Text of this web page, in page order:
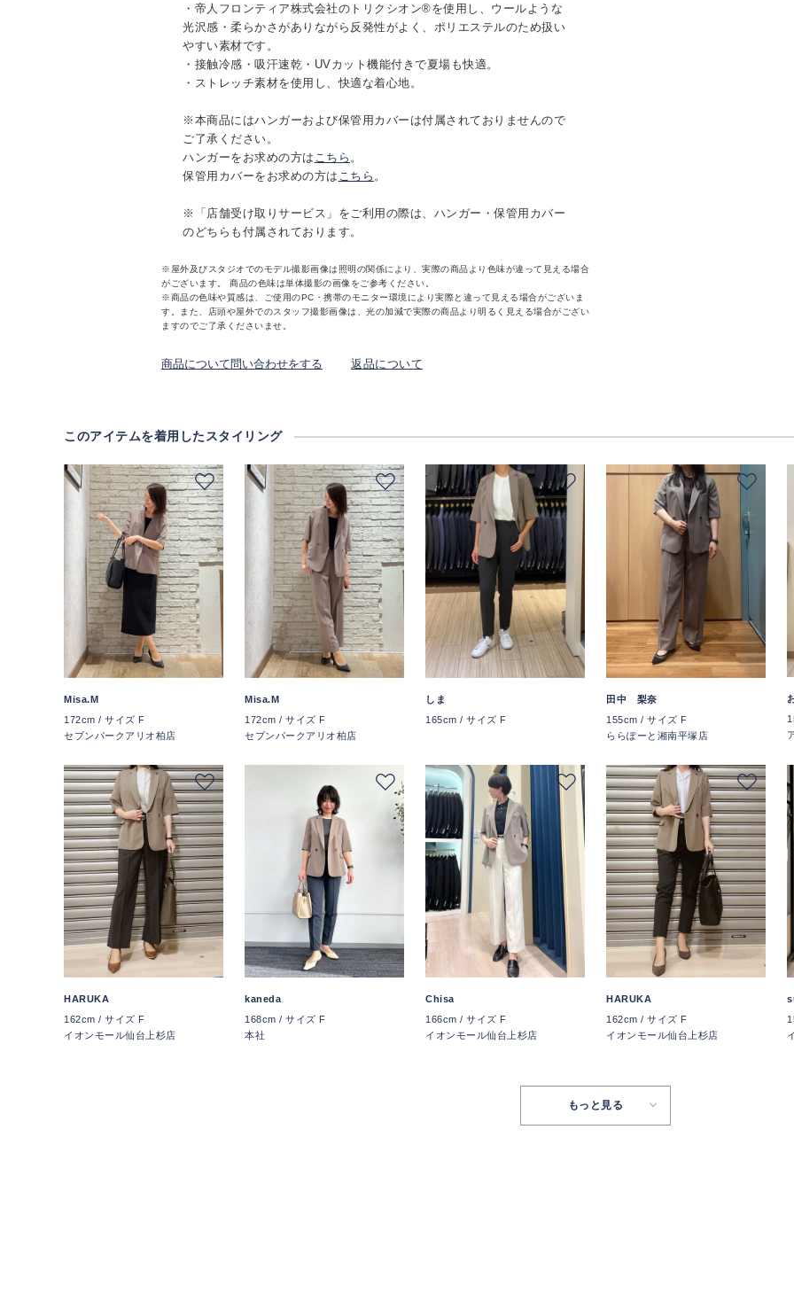
・帝人フロンティア株式会社のトリクシオン®を使用し、ウールような
光沢感・柔らかさがありながら反発性がよく、ポリエステルのため扱い
やすい素材です。
・接触冷感・吸汗速乾・UVカット機能付きで夏場も快適。
・ストレッチ素材を使用し、快適な着心地。
※本商品にはハンガーおよび保管用カバーは付属されておりませんので
ご了承ください。
ハンガーをお求めの方は こちら 。
保管用カバーをお求めの方は こちら 。
※「店舗受け取りサービス」をご利用の際は、ハンガー・保管用カバー
のどちらも付属されております。
※屋外及びスタジオでのモデル撮影画像は照明の関係により、実際の商品より色味が違って見える場合
がございます。 商品の色味は単体撮影の画像をご参考ください。
※商品の色味や質感は、ご使用のPC・携帯のモニター環境により実際と違って見える場合がございま
す。また、店頭や屋外でのスタッフ撮影画像は、光の加減で実際の商品より明るく見える場合がござい
ますのでご了承くださいませ。
商品について問い合わせをする 返品について
このアイテムを着用したスタイリング
Misa.M
172cm / サイズ F
セブンパークアリオ柏店
Misa.M
172cm / サイズ F
セブンパークアリオ柏店
しま
165cm / サイズ F
田中 梨奈
155cm / サイズ F
ららぽーと湘南平塚店
HARUKA
162cm / サイズ F
イオンモール仙台上杉店
kaneda
168cm / サイズ F
本社
Chisa
166cm / サイズ F
イオンモール仙台上杉店
HARUKA
162cm / サイズ F
イオンモール仙台上杉店
もっと見る